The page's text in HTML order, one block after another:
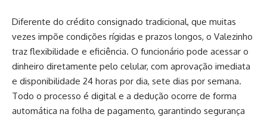
Diferente do crédito consignado tradicional, que muitas
vezes impõe condições rígidas e prazos longos, o Valezinho
traz flexibilidade e eficiência. O funcionário pode acessar o
dinheiro diretamente pelo celular, com aprovação imediata
e disponibilidade 24 horas por dia, sete dias por semana.
Todo o processo é digital e a dedução ocorre de forma
automática na folha de pagamento, garantindo segurança